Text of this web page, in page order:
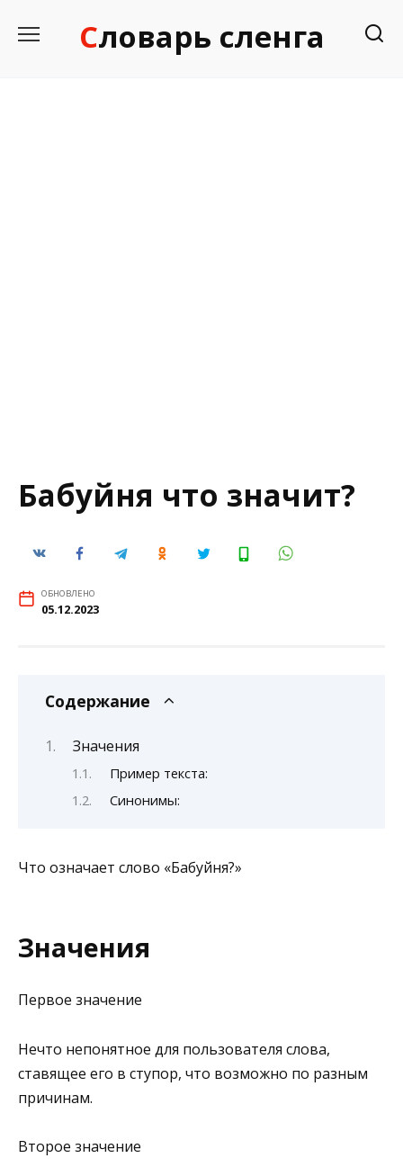
Словарь сленга
Бабуйня что значит?
ОБНОВЛЕНО
05.12.2023
Содержание
Значения
Пример текста:
Синонимы:
Что означает слово «Бабуйня?»
Значения
Первое значение
Нечто непонятное для пользователя слова,
ставящее его в ступор, что возможно по разным
причинам.
Второе значение